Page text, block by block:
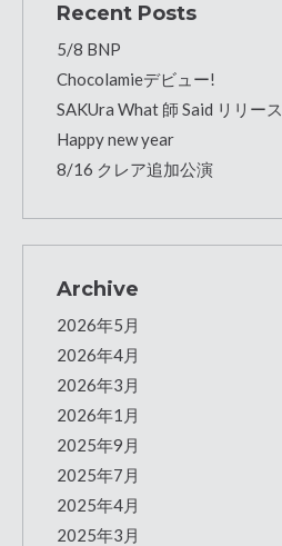
Recent Posts
5/8 BNP
Chocolamieデビュー!
SAKUra What 師 Said リリース
Happy new year
8/16 クレア追加公演
Archive
2026年5月
2026年4月
2026年3月
2026年1月
2025年9月
2025年7月
2025年4月
2025年3月